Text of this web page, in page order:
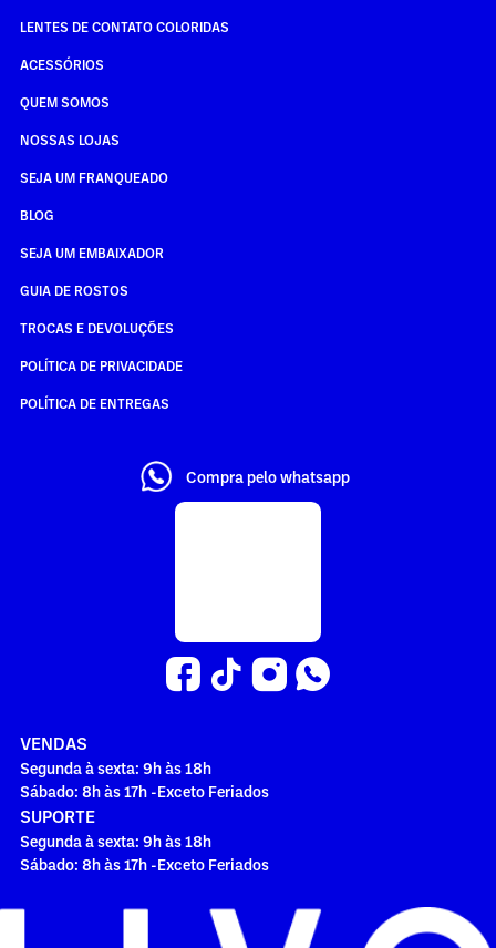
LENTES DE CONTATO COLORIDAS
ACESSÓRIOS
QUEM SOMOS
NOSSAS LOJAS
SEJA UM FRANQUEADO
BLOG
SEJA UM EMBAIXADOR
GUIA DE ROSTOS
TROCAS E DEVOLUÇÕES
POLÍTICA DE PRIVACIDADE
POLÍTICA DE ENTREGAS
Compra pelo whatsapp
VENDAS
Segunda à sexta: 9h às 18h
Sábado: 8h às 17h -Exceto Feriados
SUPORTE
Segunda à sexta: 9h às 18h
Sábado: 8h às 17h -Exceto Feriados